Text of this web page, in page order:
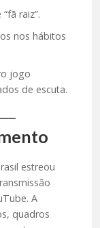
raiz”.
nos hábitos
jogo
de escuta.
estreou
A
quadros